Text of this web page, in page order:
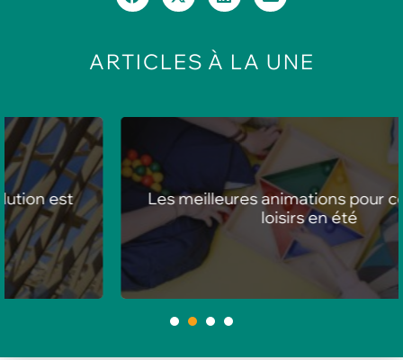
ARTICLES À LA UNE
Les meilleures animations pour centres de
loisirs en été